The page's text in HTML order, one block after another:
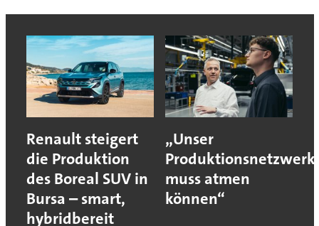
Renault steigert
die Produktion
des Boreal SUV in
Bursa – smart,
hybridbereit
„Unser
Produktionsnetzwerk
muss atmen
können“